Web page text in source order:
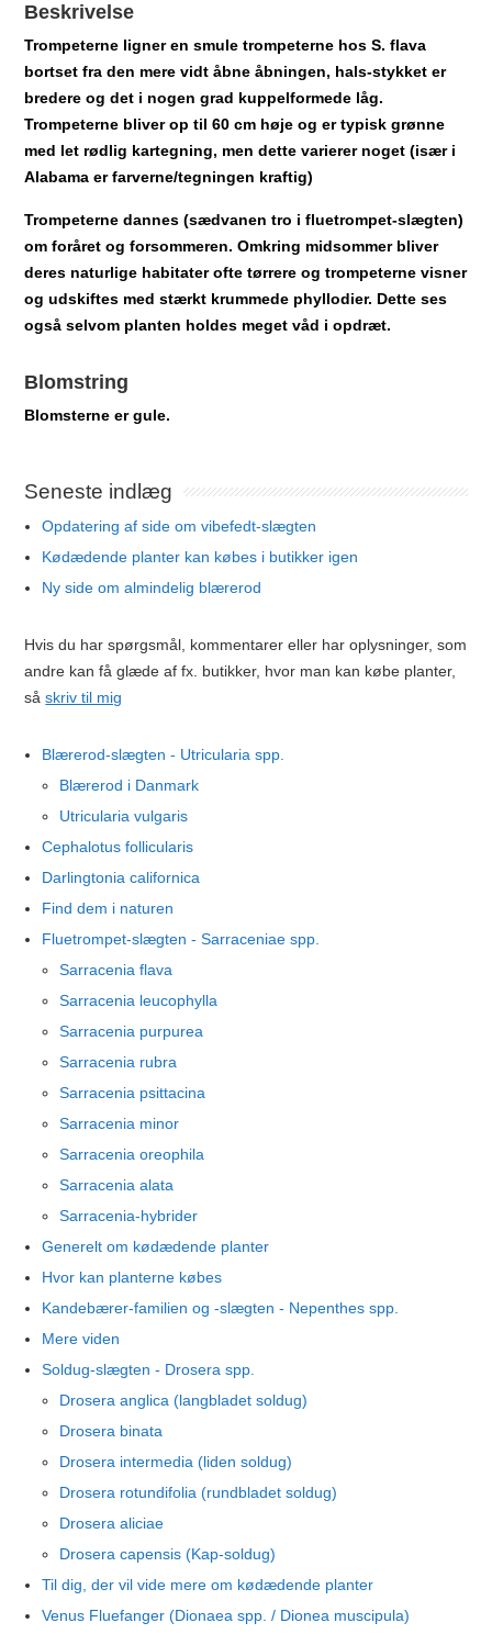
Beskrivelse
Trompeterne ligner en smule trompeterne hos S. flava
bortset fra den mere vidt åbne åbningen, hals-stykket er
bredere og det i nogen grad kuppelformede låg.
Trompeterne bliver op til 60 cm høje og er typisk grønne
med let rødlig kartegning, men dette varierer noget (især i
Alabama er farverne/tegningen kraftig)
Trompeterne dannes (sædvanen tro i fluetrompet-slægten)
om foråret og forsommeren. Omkring midsommer bliver
deres naturlige habitater ofte tørrere og trompeterne visner
og udskiftes med stærkt krummede phyllodier. Dette ses
også selvom planten holdes meget våd i opdræt.
Blomstring
Blomsterne er gule.
Seneste indlæg
Opdatering af side om vibefedt-slægten
Kødædende planter kan købes i butikker igen
Ny side om almindelig blærerod
Hvis du har spørgsmål, kommentarer eller har oplysninger, som
andre kan få glæde af fx. butikker, hvor man kan købe planter,
såskriv til mig
Blærerod-slægten - Utricularia spp.
Blærerod i Danmark
Utricularia vulgaris
Cephalotus follicularis
Darlingtonia californica
Find dem i naturen
Fluetrompet-slægten - Sarraceniae spp.
Sarracenia flava
Sarracenia leucophylla
Sarracenia purpurea
Sarracenia rubra
Sarracenia psittacina
Sarracenia minor
Sarracenia oreophila
Sarracenia alata
Sarracenia-hybrider
Generelt om kødædende planter
Hvor kan planterne købes
Kandebærer-familien og -slægten - Nepenthes spp.
Mere viden
Soldug-slægten - Drosera spp.
Drosera anglica (langbladet soldug)
Drosera binata
Drosera intermedia (liden soldug)
Drosera rotundifolia (rundbladet soldug)
Drosera aliciae
Drosera capensis (Kap-soldug)
Til dig, der vil vide mere om kødædende planter
Venus Fluefanger (Dionaea spp. / Dionea muscipula)